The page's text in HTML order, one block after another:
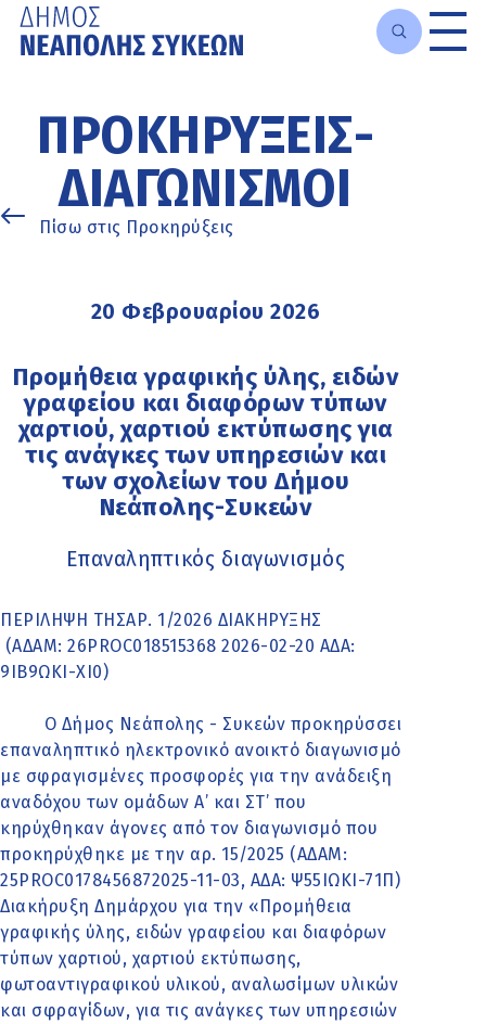
κυρίως
περιεχόμενο
ΠΡΟΚΗΡΎΞΕΙΣ-
ΔΙΑΓΩΝΙΣΜΟΊ
Πίσω στις Προκηρύξεις
20 Φεβρουαρίου 2026
Προμήθεια γραφικής ύλης, ειδών
γραφείου και διαφόρων τύπων
χαρτιού, χαρτιού εκτύπωσης για
τις ανάγκες των υπηρεσιών και
των σχολείων του Δήμου
Νεάπολης-Συκεών
Επαναληπτικός διαγωνισμός
ΠΕΡΙΛΗΨΗ ΤΗΣΑΡ. 1/2026 ΔΙΑΚΗΡΥΞΗΣ
(ΑΔΑΜ: 26PROC018515368 2026-02-20 ΑΔΑ:
9ΙΒ9ΩΚΙ-ΧΙ0)
Ο Δήμος Νεάπολης - Συκεών προκηρύσσει
επαναληπτικό ηλεκτρονικό ανοικτό διαγωνισμό
με σφραγισμένες προσφορές για την ανάδειξη
αναδόχου των ομάδων Α’ και ΣΤ’ που
κηρύχθηκαν άγονες από τον διαγωνισμό που
προκηρύχθηκε με την αρ. 15/2025 (ΑΔΑΜ:
25PROC0178456872025-11-03, ΑΔΑ: Ψ55ΙΩΚΙ-71Π)
Διακήρυξη Δημάρχου για την «Προμήθεια
γραφικής ύλης, ειδών γραφείου και διαφόρων
τύπων χαρτιού, χαρτιού εκτύπωσης,
φωτοαντιγραφικού υλικού, αναλωσίμων υλικών
και σφραγίδων, για τις ανάγκες των υπηρεσιών